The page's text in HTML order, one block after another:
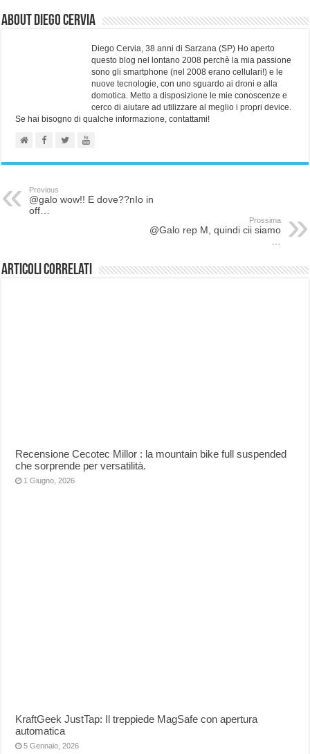
About Diego Cervia
Diego Cervia, 38 anni di Sarzana (SP) Ho aperto
questo blog nel lontano 2008 perchè la mia passione
sono gli smartphone (nel 2008 erano cellulari!) e le
nuove tecnologie, con uno sguardo ai droni e alla
domotica. Metto a disposizione le mie conoscenze e
cerco di aiutare ad utilizzare al meglio i propri device.
Se hai bisogno di qualche informazione, contattami!
Previous
@galo wow!! E dove??nIo in
off…
Prossima
@Galo rep M, quindi cii siamo
Articoli correlati
Recensione Cecotec Millor : la mountain bike full suspended
che sorprende per versatilità.
1 Giugno, 2026
KraftGeek JustTap: Il treppiede MagSafe con apertura
automatica
5 Gennaio, 2026